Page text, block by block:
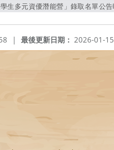
生多元資優潛能營」錄取名單公
最後更新日期： 2026-01-15
|